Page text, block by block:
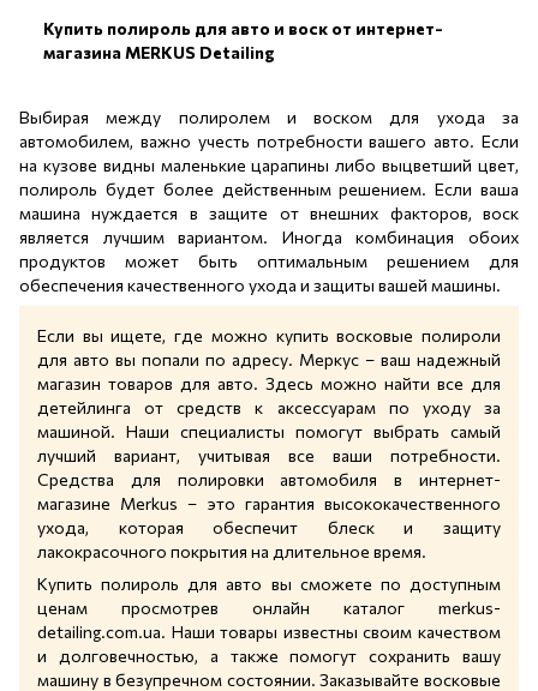
Купить полироль для авто и воск от интернет-
магазина MERKUS Detailing
Выбирая между полиролем и воском для ухода за
автомобилем, важно учесть потребности вашего авто. Если
на кузове видны маленькие царапины либо выцветший цвет,
полироль будет более действенным решением. Если ваша
машина нуждается в защите от внешних факторов, воск
является лучшим вариантом. Иногда комбинация обоих
продуктов может быть оптимальным решением для
обеспечения качественного ухода и защиты вашей машины.
Если вы ищете, где можно купить восковые полироли
для авто вы попали по адресу. Меркус – ваш надежный
магазин товаров для авто. Здесь можно найти все для
детейлинга от средств к аксессуарам по уходу за
машиной. Наши специалисты помогут выбрать самый
лучший вариант, учитывая все ваши потребности.
Средства для полировки автомобиля в интернет-
магазине Merkus – это гарантия высококачественного
ухода, которая обеспечит блеск и защиту
лакокрасочного покрытия на длительное время.
Купить полироль для авто вы сможете по доступным
ценам просмотрев онлайн каталог merkus-
detailing.com.ua. Наши товары известны своим качеством
и долговечностью, а также помогут сохранить вашу
машину в безупречном состоянии. Заказывайте восковые